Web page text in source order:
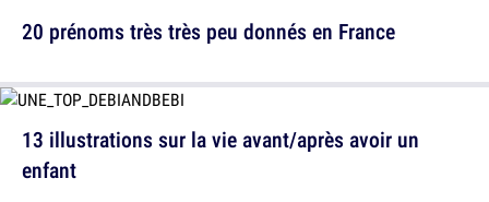
13 illustrations sur la vie avant/après avoir un
enfant
20 prénoms très très peu donnés en France